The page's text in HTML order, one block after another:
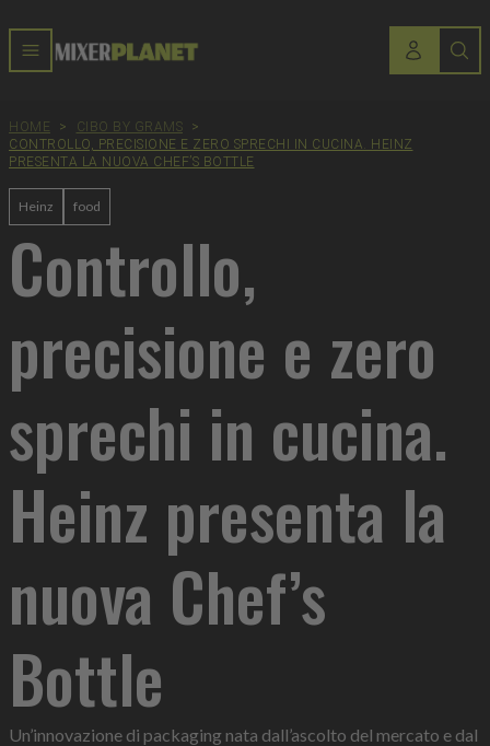
HOME > CIBO BY GRAMS
>
CONTROLLO, PRECISIONE E ZERO SPRECHI IN CUCINA. HEINZ
PRESENTA LA NUOVA CHEF’S BOTTLE
Heinz food
Controllo,
precisione e zero
sprechi in cucina.
Heinz presenta la
nuova Chef’s
Bottle
Un’innovazione di packaging nata dall’ascolto del mercato e dal